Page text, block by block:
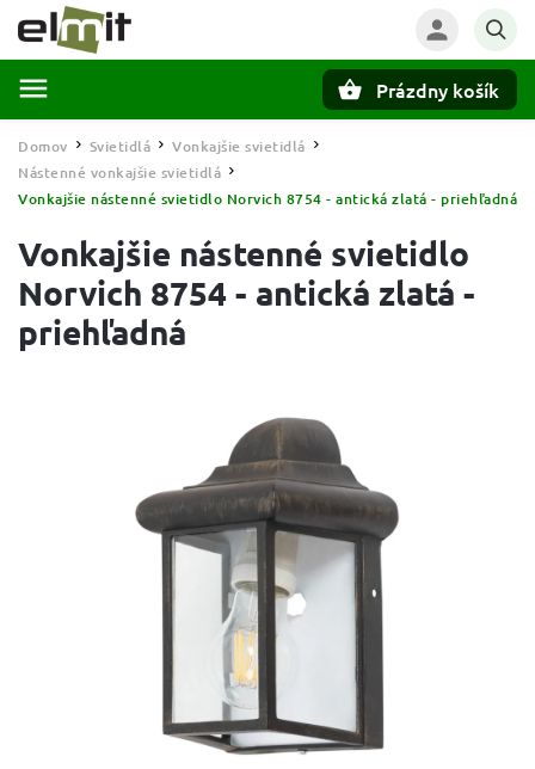
Prázdny košík
Domov / Svietidlá / Vonkajšie svietidlá /
Nástenné vonkajšie svietidlá /
Vonkajšie nástenné svietidlo Norvich 8754 - antická zlatá - priehľadná
Vonkajšie nástenné svietidlo
Norvich 8754 - antická zlatá -
priehľadná